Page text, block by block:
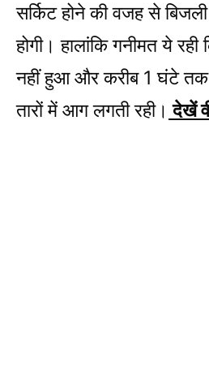
सर्किट होने की वजह से
होगी। हालांकि गनीमत ये रही
नहीं हुआ और करीब 1 घंटे
तारों में आग लगती रही। देखें